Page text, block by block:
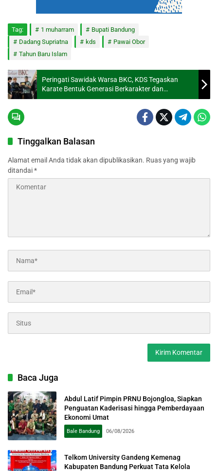
Tag: 1 muharram
Bupati Bandung
Dadang Supriatna
kds
Pawai Obor
Tahun Baru Islam
Peringati Sawidak Warsa BKC, KDS Tegaskan
Karate Bentuk Generasi Berkarakter dan
Berprestasi
Tinggalkan Balasan
Alamat email Anda tidak akan dipublikasikan. Ruas yang wajib
ditandai*
Baca Juga
Abdul Latif Pimpin PRNU Bojongloa, Siapkan
Penguatan Kaderisasi hingga Pemberdayaan
Ekonomi Umat
Bale Bandung 06/08/2026
Telkom University Gandeng Kemenag
Kabupaten Bandung Perkuat Tata Kelola